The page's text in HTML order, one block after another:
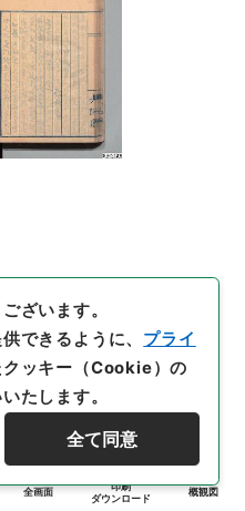
全画面
印刷
ダウンロード
概観図
ざいます。
できるように、 プライ
クッキー（Cookie）の
たします。
全て同意